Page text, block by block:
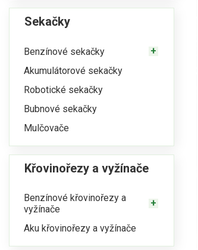
Sekačky
Benzínové sekačky
Akumulátorové sekačky
Robotické sekačky
Bubnové sekačky
Mulčovače
Křovinořezy a vyžínače
Benzínové křovinořezy a
vyžínače
Aku křovinořezy a vyžínače